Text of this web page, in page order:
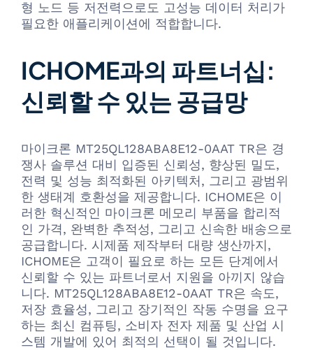
형 노드 등 저전력으로도 고성능 데이터 처리가
필요한 애플리케이션에 적합합니다.
ICHOME과의 파트너십:
신뢰할 수 있는 공급망
마이크론 MT25QL128ABA8E12-0AAT TR은 경
쟁사 솔루션 대비 입증된 신뢰성, 향상된 밀도,
전력 및 성능 최적화된 아키텍처, 그리고 광범위
한 생태계 호환성을 제공합니다. ICHOME은 이
러한 혁신적인 마이크론 메모리 부품을 합리적
인 가격, 완벽한 추적성, 그리고 신속한 배송으로
공급합니다. 시제품 제작부터 대량 생산까지,
ICHOME은 고객이 필요로 하는 모든 단계에서
신뢰할 수 있는 파트너로서 지원을 아끼지 않습
니다. MT25QL128ABA8E12-0AAT TR은 속도,
저장 효율성, 그리고 장기적인 작동 수명을 요구
하는 최신 컴퓨팅, 소비자 전자 제품 및 산업 시
스템 개발에 있어 최적의 선택이 될 것입니다.